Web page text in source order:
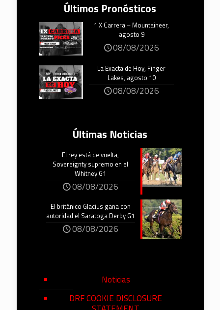
Últimos Pronósticos
1 X Carrera – Mountaineer,
agosto 9
08/08/2026
La Exacta de Hoy, Finger
Lakes, agosto 10
08/08/2026
Últimas Noticias
El rey está de vuelta,
Sovereignty supremo en el
Whitney G1
08/08/2026
El británico Glacius gana con
autoridad el Saratoga Derby G1
08/08/2026
Noticias
DRF COOKIE DISCLOSURE